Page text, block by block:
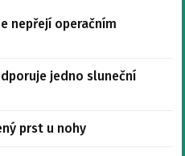
nepřejí operačním
jedno sluneční
prst u nohy